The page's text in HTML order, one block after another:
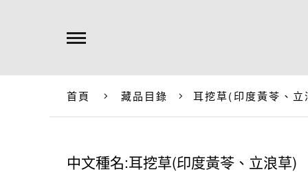
首頁 藏品目錄 耳挖草(印度黃苓、
中文種名:耳挖草(印度黃苓、立浪草)